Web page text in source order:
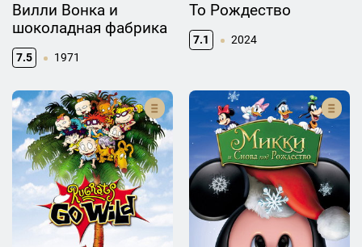
Вилли Вонка и
шоколадная фабрика
7.5 1971
То Рождество
7.1 2024